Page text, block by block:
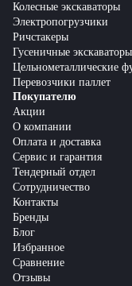
Колесные экскаваторы
Электропогрузчики
Ричстакеры
Гусеничные экскаваторы
Цельнометаллические
Перевозчики паллет
Покупателю
Акции
О компании
Оплата и доставка
Сервис и гарантия
Тендерный отдел
Сотрудничество
Контакты
Бренды
Блог
Избранное
Сравнение
Отзывы